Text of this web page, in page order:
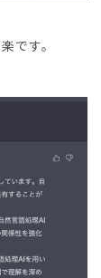
です。